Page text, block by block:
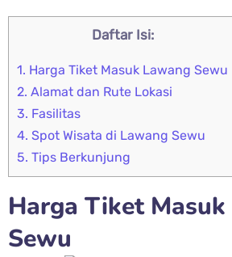
Daftar Isi:
1. Harga Tiket Masuk Lawang Sewu
2. Alamat dan Rute Lokasi
3. Fasilitas
4. Spot Wisata di Lawang Sewu
5. Tips Berkunjung
Harga Tiket Masuk
Sewu